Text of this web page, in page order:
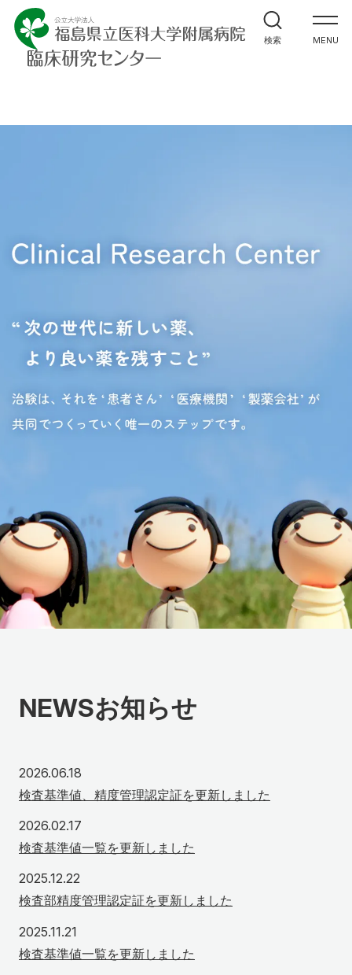
MENU
患者さんへ
治験依頼の方へ
センターへのお問合せ
寄附 お問い合わせ
検索
臨床研究センター
NEWSお知らせ
2026.06.18
検査基準値、精度管理認定証を更新しました
2026.02.17
検査基準値一覧を更新しました
2025.12.22
検査部精度管理認定証を更新しました
2025.11.21
検査基準値一覧を更新しました